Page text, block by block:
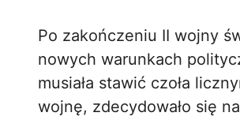
Po zakończeniu II wojny
nowych warunkach
musiała stawić czoła
wojnę, zdecydowało się